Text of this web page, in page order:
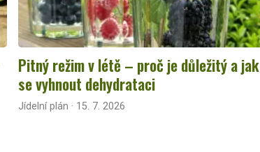
Pitný režim v létě – proč je důležitý a jak
se vyhnout dehydrataci
Jídelní plán · 15. 7. 2026